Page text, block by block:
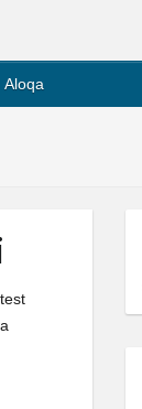
Aloqa